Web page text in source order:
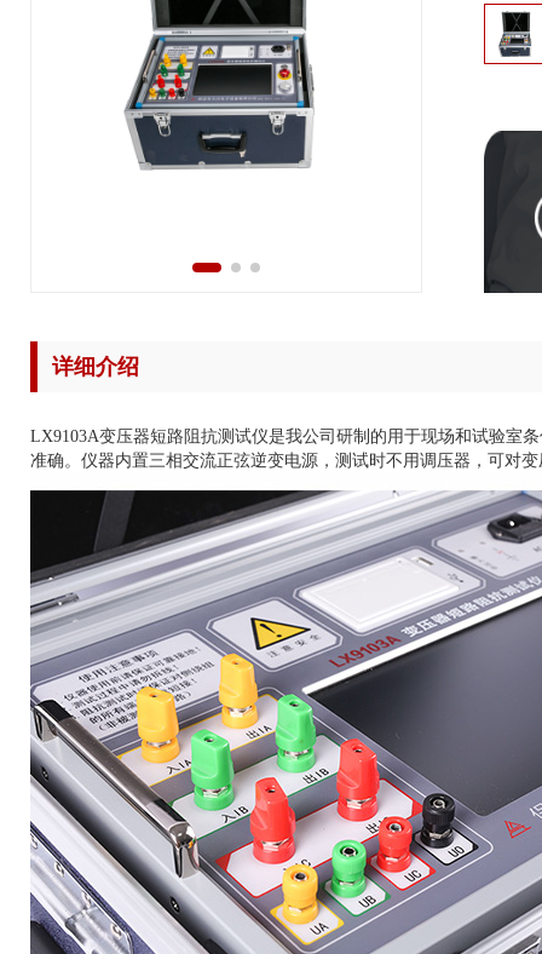
详细介绍
LX9103A变压器短路阻抗测试仪是我公司研制的用于现场和试验室
准确。仪器内置三相交流正弦逆变电源，测试时不用调压器，可对